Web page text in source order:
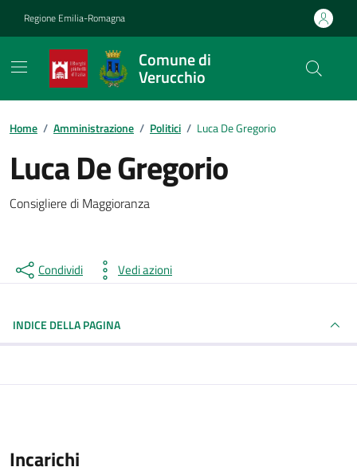
Regione Emilia-Romagna
Comune di
Verucchio
Contenuti in evidenza
Home / Amministrazione / Politici / Luca De Gregorio
Luca De Gregorio
Consigliere di Maggioranza
Condividi Vedi azioni
INDICE DELLA PAGINA
Incarichi